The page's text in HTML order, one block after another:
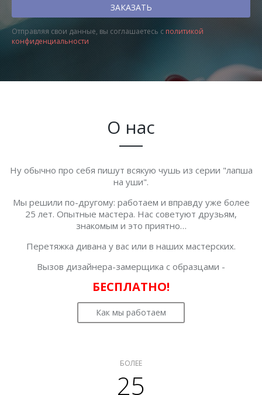
Отправляя свои данные, вы соглашаетесь с политикой
конфиденциальности
О нас
Ну обычно про себя пишут всякую чушь из серии "лапша
на уши".
Мы решили по-другому: работаем и вправду уже более
25 лет. Опытные мастера. Нас советуют друзьям,
знакомым и это приятно…
Перетяжка дивана у вас или в наших мастерских.
Вызов дизайнера-замерщика с образцами -
БЕСПЛАТНО!
Как мы работаем
БОЛЕЕ
25